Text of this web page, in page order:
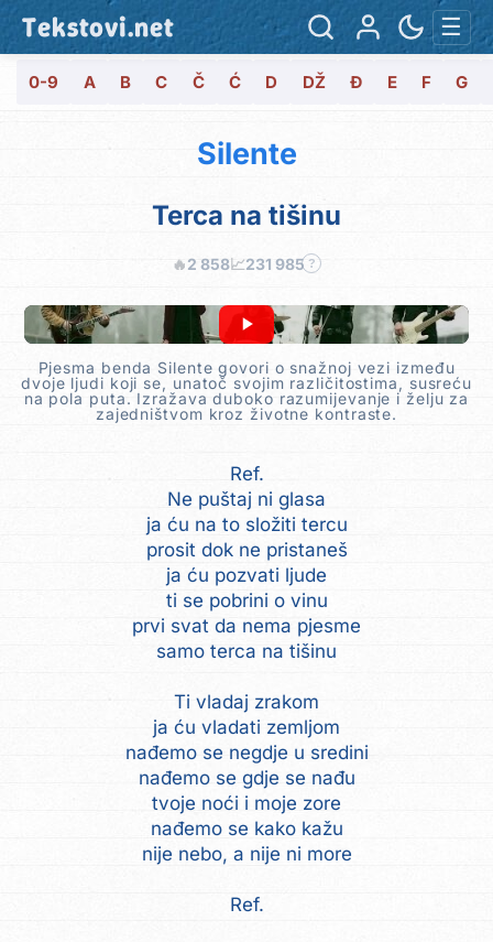
Tekstovi.net ☰
0-9 A B C Č Ć D DŽ Đ E F G
Silente
Terca na tišinu
🔥2 858📈231 985 ?
Pjesma benda Silente govori o snažnoj vezi između
dvoje ljudi koji se, unatoč svojim različitostima, susreću
na pola puta. Izražava duboko razumijevanje i želju za
zajedništvom kroz životne kontraste.
Ref.
Ne puštaj ni glasa
ja ću na to složiti tercu
prosit dok ne pristaneš
ja ću pozvati ljude
ti se pobrini o vinu
prvi svat da nema pjesme
samo terca na tišinu
Ti vladaj zrakom
ja ću vladati zemljom
nađemo se negdje u sredini
nađemo se gdje se nađu
tvoje noći i moje zore
nađemo se kako kažu
nije nebo, a nije ni more
Ref.